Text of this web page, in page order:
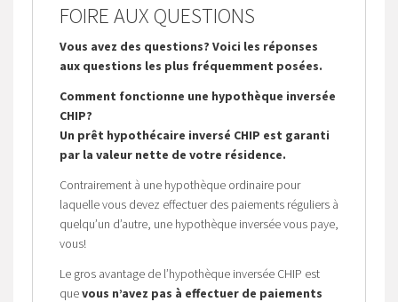
FOIRE AUX QUESTIONS
Vous avez des questions? Voici les réponses
aux questions les plus fréquemment posées.
Comment fonctionne une hypothèque inversée
CHIP?
Un prêt hypothécaire inversé CHIP est garanti
par la valeur nette de votre résidence.
Contrairement à une hypothèque ordinaire pour
laquelle vous devez effectuer des paiements réguliers à
quelqu’un d’autre, une hypothèque inversée vous paye,
vous!
Le gros avantage de l’hypothèque inversée CHIP est
quevous n’avez pas à effectuer de paiements